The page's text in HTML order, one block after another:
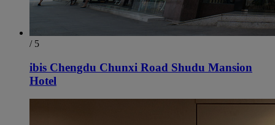
/ 5
ibis Chengdu Chunxi Road Shudu Mansion
Hotel